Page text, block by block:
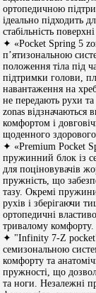
ортопедичною
ідеально підходить
стабільність
✦ «Pocket Spring 5
п’ятизональною
положення тіла під
підтримки голови,
навантаження на
не передають рухи
zonas
комфортом і
щоденного
✦ «Premium Pocket
пружинний блок із
для поціновувачів
пружність, що
тазу. Окремі
рухів і зберігаючи
ортопедичні
тривалому комфорту.
✦ "Infinity 7-Z
семизональною
комфорту та
пружності, що
та ноги. Незалежні